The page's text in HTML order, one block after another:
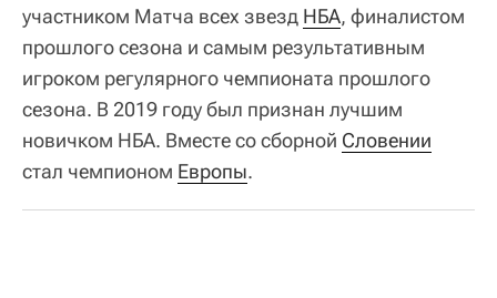
участником Матча всех звезд НБА, финалистом
прошлого сезона и самым результативным
игроком регулярного чемпионата прошлого
сезона. В 2019 году был признан лучшим
новичком НБА. Вместе со сборной Словении
стал чемпионом Европы.